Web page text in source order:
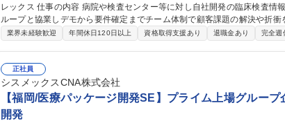
レックス 仕事の内容 病院や検査センター等に対し自社開発の臨床検査情報システムの提案営業を担当します。グ
ループと協業しデモから要件確定までチーム体制で顧客課題の解決や折
ジションです。 ■病院等の医療機関向け自社パッケージソフトの提案営業 ■顧客ニーズを引き出すヒアリングと要
門が担当するため提案に集中できる環境です。 募集職種 [福岡]医療システム営業/シェアトップクラスの自社製品/
年休125日/フレックス
業界未経験歓迎 年間休日120日以上 資格取得支援あり 退職金あり 完全週
正社員
シスメックスCNA株式会社
【福岡/医療パッケージ開発SE】プライム上場グルー
開発